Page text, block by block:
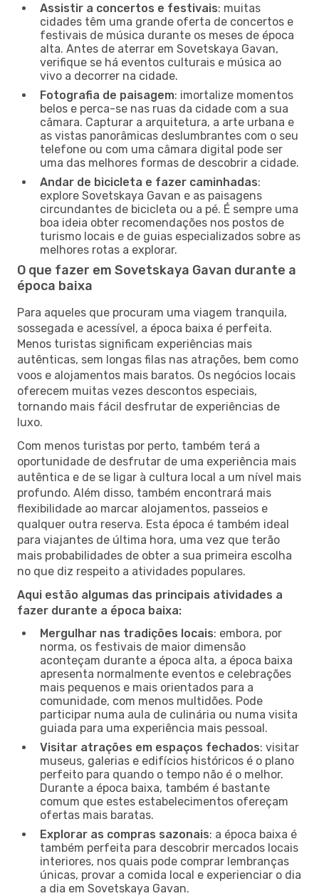
Assistir a concertos e festivais: muitas
cidades têm uma grande oferta de concertos e
festivais de música durante os meses de época
alta. Antes de aterrar em Sovetskaya Gavan,
verifique se há eventos culturais e música ao
vivo a decorrer na cidade.
Fotografia de paisagem: imortalize momentos
belos e perca-se nas ruas da cidade com a sua
câmara. Capturar a arquitetura, a arte urbana e
as vistas panorâmicas deslumbrantes com o seu
telefone ou com uma câmara digital pode ser
uma das melhores formas de descobrir a cidade.
Andar de bicicleta e fazer caminhadas:
explore Sovetskaya Gavan e as paisagens
circundantes de bicicleta ou a pé. É sempre uma
boa ideia obter recomendações nos postos de
turismo locais e de guias especializados sobre as
melhores rotas a explorar.
O que fazer em Sovetskaya Gavan durante a
época baixa
Para aqueles que procuram uma viagem tranquila,
sossegada e acessível, a época baixa é perfeita.
Menos turistas significam experiências mais
autênticas, sem longas filas nas atrações, bem como
voos e alojamentos mais baratos. Os negócios locais
oferecem muitas vezes descontos especiais,
tornando mais fácil desfrutar de experiências de
luxo.
Com menos turistas por perto, também terá a
oportunidade de desfrutar de uma experiência mais
autêntica e de se ligar à cultura local a um nível mais
profundo. Além disso, também encontrará mais
flexibilidade ao marcar alojamentos, passeios e
qualquer outra reserva. Esta época é também ideal
para viajantes de última hora, uma vez que terão
mais probabilidades de obter a sua primeira escolha
no que diz respeito a atividades populares.
Aqui estão algumas das principais atividades a
fazer durante a época baixa:
Mergulhar nas tradições locais: embora, por
norma, os festivais de maior dimensão
aconteçam durante a época alta, a época baixa
apresenta normalmente eventos e celebrações
mais pequenos e mais orientados para a
comunidade, com menos multidões. Pode
participar numa aula de culinária ou numa visita
guiada para uma experiência mais pessoal.
Visitar atrações em espaços fechados: visitar
museus, galerias e edifícios históricos é o plano
perfeito para quando o tempo não é o melhor.
Durante a época baixa, também é bastante
comum que estes estabelecimentos ofereçam
ofertas mais baratas.
Explorar as compras sazonais: a época baixa é
também perfeita para descobrir mercados locais
interiores, nos quais pode comprar lembranças
únicas, provar a comida local e experienciar o dia
a dia em Sovetskaya Gavan.